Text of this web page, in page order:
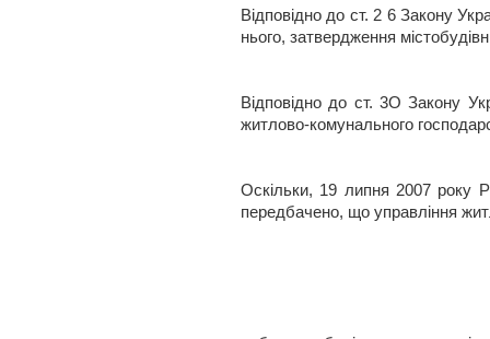
Відповідно до ст. 2 6 Закону
нього, затвердження
Відповідно до ст. 3О Закону
житлово-комунального
Оскільки, 19 липня 2007 року
передбачено, що управління